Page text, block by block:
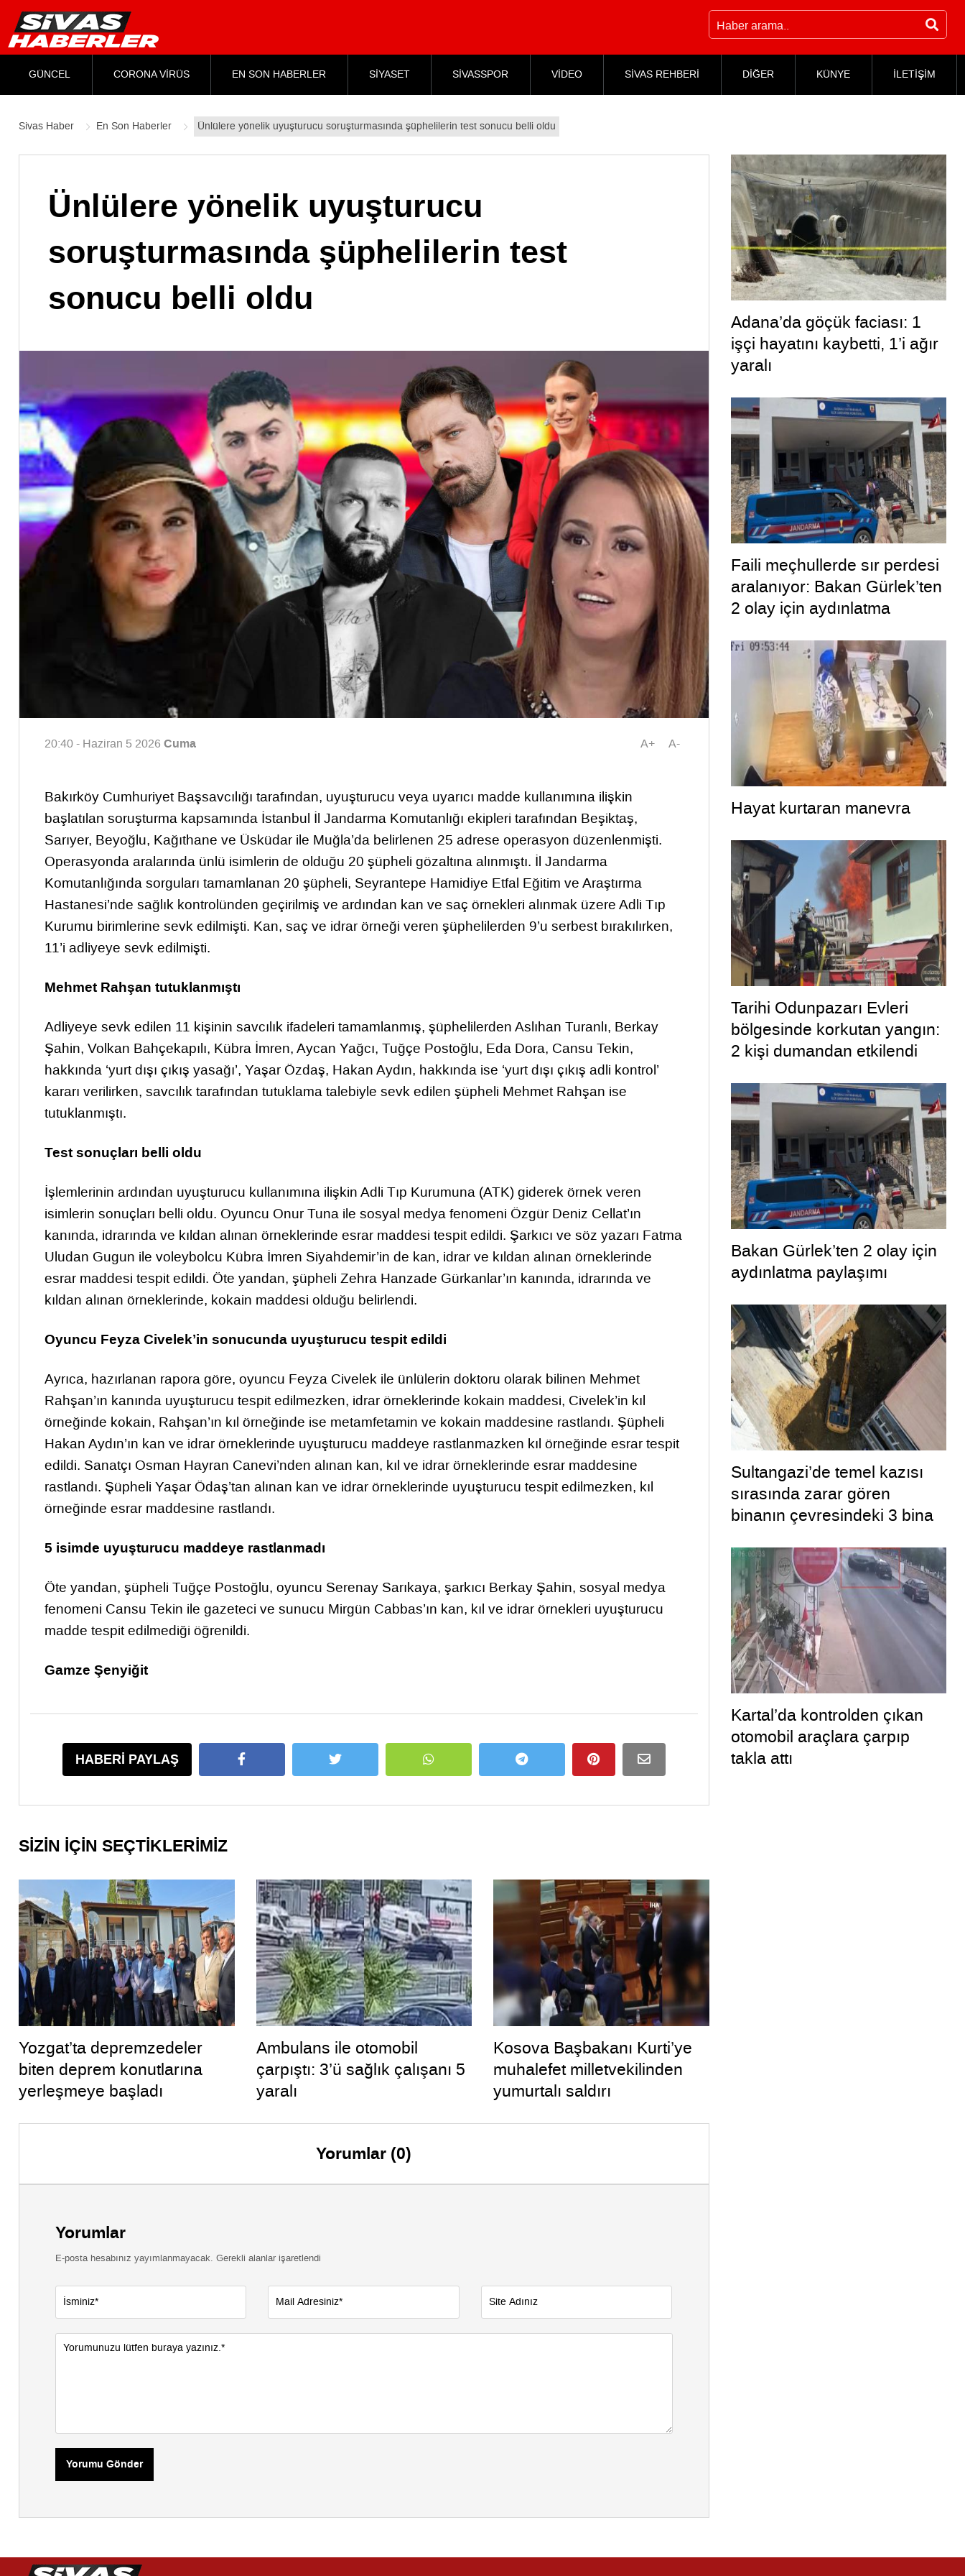
GÜNCEL CORONA VİRÜS EN SON HABERLER SİYASET SİVASSPOR VİDEO SİVAS REHBERİ DİĞER KÜNYE İLETİŞİM
Sivas Haber En Son Haberler Ünlülere yönelik uyuşturucu soruşturmasında şüphelilerin test sonucu belli oldu
Ünlülere yönelik uyuşturucu
soruşturmasında şüphelilerin test
sonucu belli oldu
20:40 - Haziran 5 2026 Cuma A+ A-
Bakırköy Cumhuriyet Başsavcılığı tarafından, uyuşturucu veya uyarıcı madde kullanımına ilişkin
başlatılan soruşturma kapsamında İstanbul İl Jandarma Komutanlığı ekipleri tarafından Beşiktaş,
Sarıyer, Beyoğlu, Kağıthane ve Üsküdar ile Muğla’da belirlenen 25 adrese operasyon düzenlenmişti.
Operasyonda aralarında ünlü isimlerin de olduğu 20 şüpheli gözaltına alınmıştı. İl Jandarma
Komutanlığında sorguları tamamlanan 20 şüpheli, Seyrantepe Hamidiye Etfal Eğitim ve Araştırma
Hastanesi’nde sağlık kontrolünden geçirilmiş ve ardından kan ve saç örnekleri alınmak üzere Adli Tıp
Kurumu birimlerine sevk edilmişti. Kan, saç ve idrar örneği veren şüphelilerden 9’u serbest bırakılırken,
11’i adliyeye sevk edilmişti.
Mehmet Rahşan tutuklanmıştı
Adliyeye sevk edilen 11 kişinin savcılık ifadeleri tamamlanmış, şüphelilerden Aslıhan Turanlı, Berkay
Şahin, Volkan Bahçekapılı, Kübra İmren, Aycan Yağcı, Tuğçe Postoğlu, Eda Dora, Cansu Tekin,
hakkında ‘yurt dışı çıkış yasağı’, Yaşar Özdaş, Hakan Aydın, hakkında ise ‘yurt dışı çıkış adli kontrol’
kararı verilirken, savcılık tarafından tutuklama talebiyle sevk edilen şüpheli Mehmet Rahşan ise
tutuklanmıştı.
Test sonuçları belli oldu
İşlemlerinin ardından uyuşturucu kullanımına ilişkin Adli Tıp Kurumuna (ATK) giderek örnek veren
isimlerin sonuçları belli oldu. Oyuncu Onur Tuna ile sosyal medya fenomeni Özgür Deniz Cellat’ın
kanında, idrarında ve kıldan alınan örneklerinde esrar maddesi tespit edildi. Şarkıcı ve söz yazarı Fatma
Uludan Gugun ile voleybolcu Kübra İmren Siyahdemir’in de kan, idrar ve kıldan alınan örneklerinde
esrar maddesi tespit edildi. Öte yandan, şüpheli Zehra Hanzade Gürkanlar’ın kanında, idrarında ve
kıldan alınan örneklerinde, kokain maddesi olduğu belirlendi.
Oyuncu Feyza Civelek’in sonucunda uyuşturucu tespit edildi
Ayrıca, hazırlanan rapora göre, oyuncu Feyza Civelek ile ünlülerin doktoru olarak bilinen Mehmet
Rahşan’ın kanında uyuşturucu tespit edilmezken, idrar örneklerinde kokain maddesi, Civelek’in kıl
örneğinde kokain, Rahşan’ın kıl örneğinde ise metamfetamin ve kokain maddesine rastlandı. Şüpheli
Hakan Aydın’ın kan ve idrar örneklerinde uyuşturucu maddeye rastlanmazken kıl örneğinde esrar tespit
edildi. Sanatçı Osman Hayran Canevi’nden alınan kan, kıl ve idrar örneklerinde esrar maddesine
rastlandı. Şüpheli Yaşar Ödaş’tan alınan kan ve idrar örneklerinde uyuşturucu tespit edilmezken, kıl
örneğinde esrar maddesine rastlandı.
5 isimde uyuşturucu maddeye rastlanmadı
Öte yandan, şüpheli Tuğçe Postoğlu, oyuncu Serenay Sarıkaya, şarkıcı Berkay Şahin, sosyal medya
fenomeni Cansu Tekin ile gazeteci ve sunucu Mirgün Cabbas’ın kan, kıl ve idrar örnekleri uyuşturucu
madde tespit edilmediği öğrenildi.
Gamze Şenyiğit
HABERİ PAYLAŞ
SİZİN İÇİN SEÇTİKLERİMİZ
Yozgat’ta depremzedeler
biten deprem konutlarına
yerleşmeye başladı
Ambulans ile otomobil
çarpıştı: 3’ü sağlık çalışanı 5
yaralı
Kosova Başbakanı Kurti’ye
muhalefet milletvekilinden
yumurtalı saldırı
Yorumlar (0)
Yorumlar
E-posta hesabınız yayımlanmayacak. Gerekli alanlar işaretlendi
Yorumu Gönder
Adana’da göçük faciası: 1
işçi hayatını kaybetti, 1’i ağır
yaralı
Faili meçhullerde sır perdesi
aralanıyor: Bakan Gürlek’ten
2 olay için aydınlatma
Hayat kurtaran manevra
Tarihi Odunpazarı Evleri
bölgesinde korkutan yangın:
2 kişi dumandan etkilendi
Bakan Gürlek’ten 2 olay için
aydınlatma paylaşımı
Sultangazi’de temel kazısı
sırasında zarar gören
binanın çevresindeki 3 bina
Kartal’da kontrolden çıkan
otomobil araçlara çarpıp
takla attı